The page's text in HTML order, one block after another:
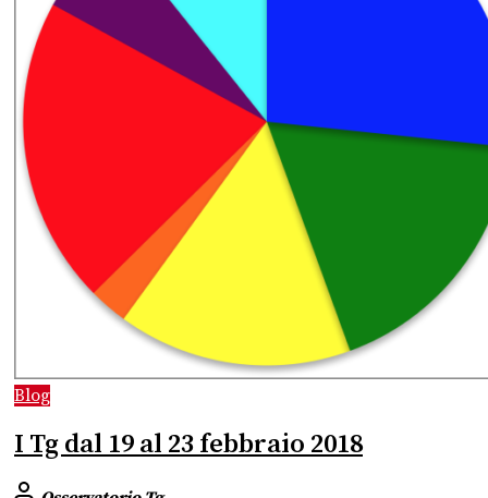
Blog
I Tg dal 19 al 23 febbraio 2018